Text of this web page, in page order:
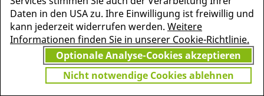
MEHR INFORMATIONEN
JETZT
Daten in den USA zu. Ihre Einwilligung ist freiwillig und
kann jederzeit widerrufen werden. Weitere
Informationen finden Sie in unserer Cookie-Richtlinie.
Optionale Analyse-Cookies akzeptieren
Nicht notwendige Cookies ablehnen